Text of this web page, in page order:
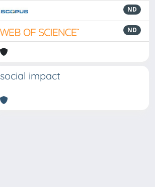
ND
ND
social impact